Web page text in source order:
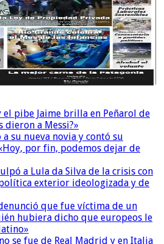
el pibe Jaime brilla en Peñarol de
dieron a Messi?»
su nueva novia y contó su
por fin, podemos dejar de
a Lula da Silva de la crisis con
exterior ideologizada y de
que fue víctima de un
hubiera dicho que europeos le
se fue de Real Madrid y en Italia